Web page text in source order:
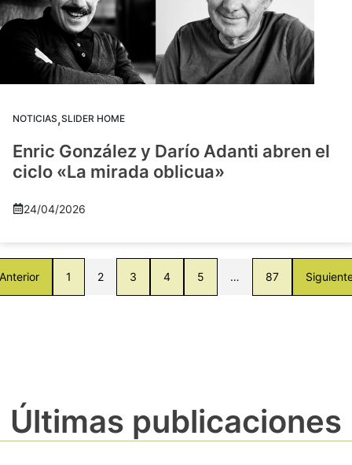
NOTICIAS,SLIDER HOME
Enric González y Darío Adanti abren el
ciclo «La mirada oblicua»
24/04/2026
1 2 3 4 5 … 87
Últimas publicaciones